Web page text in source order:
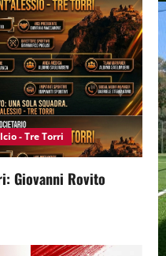
- Tre Torri
Giovanni Rovito